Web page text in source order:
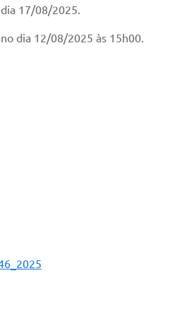
17/08/2025.
dia 12/08/2025 às 15h00.